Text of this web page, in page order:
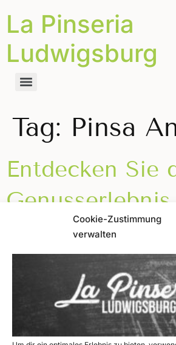
Cookie-Zustimmung
verwalten
La Pinseria
Ludwigsburg
Tag: Pinsa
Entdecken Sie
Genusserlebnis
Dienstags bei La
Pinseria